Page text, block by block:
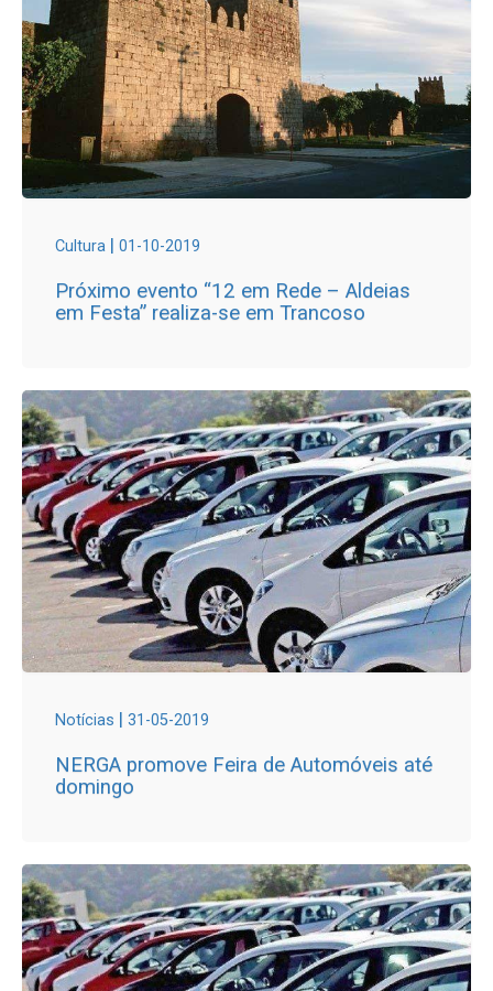
Cultura | 01-10-2019
Próximo evento “12 em Rede – Aldeias
em Festa” realiza-se em Trancoso
Notícias | 31-05-2019
NERGA promove Feira de Automóveis até
domingo